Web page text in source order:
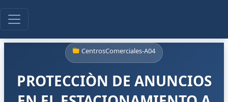
CentrosComerciales-A04
PROTECCIÒN DE ANUNCIOS